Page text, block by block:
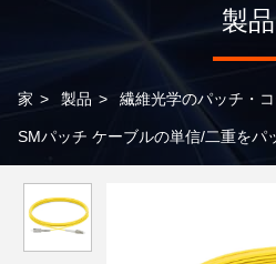
製品
家 > 製品 > 繊維光学のパッチ・
SMパッチ ケーブルの単信/二重をパ